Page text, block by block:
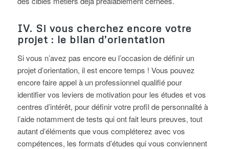
IV. Si vous cherchez encore votre
projet : le bilan d’orientation
Si vous n’avez pas encore eu l’occasion de définir un
projet d’orientation, il est encore temps ! Vous pouvez
encore faire appel à un professionnel qualifié pour
identifier vos leviers de motivation pour les études et vos
centres d’intérêt, pour définir votre profil de personnalité à
l’aide notamment de tests qui ont fait leurs preuves, tout
autant d’éléments que vous compléterez avec vos
compétences, les formats d’études qui vous conviennent